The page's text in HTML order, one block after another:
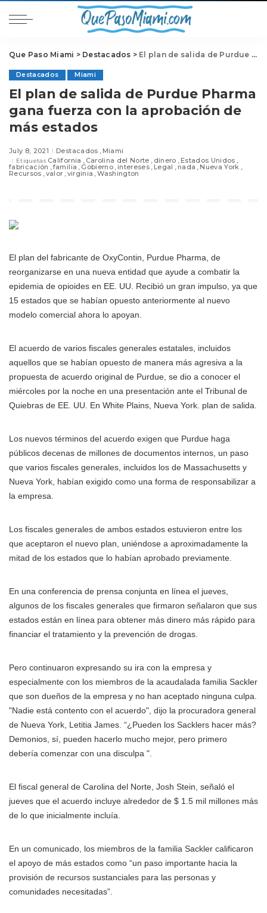
Que Paso Miami > Destacados > El plan de salida de Purdue Pharma gana fuerza con la aprobación de más estados
Destacados Miami
El plan de salida de Purdue Pharma
gana fuerza con la aprobación de
más estados
July 8, 2021 Destacados Miami
Etiquetas California Carolina del Norte dinero Estados Unidos
fabricación familia Gobierno intereses Legal nada Nueva York
Recursos valor virginia Washington
El plan del fabricante de OxyContin, Purdue Pharma, de
reorganizarse en una nueva entidad que ayude a combatir la
epidemia de opioides en EE. UU. Recibió un gran impulso, ya que
15 estados que se habían opuesto anteriormente al nuevo
modelo comercial ahora lo apoyan.
El acuerdo de varios fiscales generales estatales, incluidos
aquellos que se habían opuesto de manera más agresiva a la
propuesta de acuerdo original de Purdue, se dio a conocer el
miércoles por la noche en una presentación ante el Tribunal de
Quiebras de EE. UU. En White Plains, Nueva York. plan de salida.
Los nuevos términos del acuerdo exigen que Purdue haga
públicos decenas de millones de documentos internos, un paso
que varios fiscales generales, incluidos los de Massachusetts y
Nueva York, habían exigido como una forma de responsabilizar a
la empresa.
Los fiscales generales de ambos estados estuvieron entre los
que aceptaron el nuevo plan, uniéndose a aproximadamente la
mitad de los estados que lo habían aprobado previamente.
En una conferencia de prensa conjunta en línea el jueves,
algunos de los fiscales generales que firmaron señalaron que sus
estados están en línea para obtener más dinero más rápido para
financiar el tratamiento y la prevención de drogas.
Pero continuaron expresando su ira con la empresa y
especialmente con los miembros de la acaudalada familia Sackler
que son dueños de la empresa y no han aceptado ninguna culpa.
"Nadie está contento con el acuerdo", dijo la procuradora general
de Nueva York, Letitia James. “¿Pueden los Sacklers hacer más?
Demonios, sí, pueden hacerlo mucho mejor, pero primero
debería comenzar con una disculpa ".
El fiscal general de Carolina del Norte, Josh Stein, señaló el
jueves que el acuerdo incluye alrededor de $ 1.5 mil millones más
de lo que inicialmente incluía.
En un comunicado, los miembros de la familia Sackler calificaron
el apoyo de más estados como “un paso importante hacia la
provisión de recursos sustanciales para las personas y
comunidades necesitadas”.